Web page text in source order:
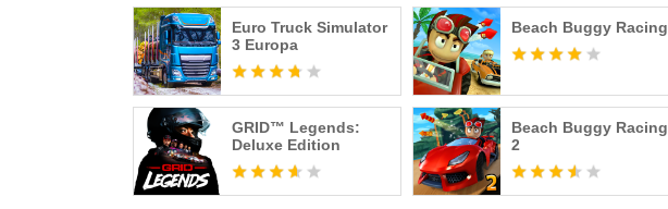
Euro Truck Simulator
3 Europa
Beach Buggy Racing
GRID™ Legends:
Deluxe Edition
Beach Buggy Racing
2